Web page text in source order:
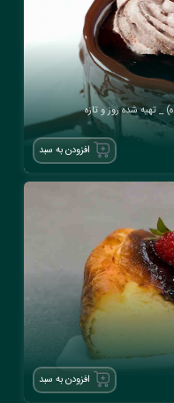
تهیه شده روز و تازه
افزودن به سبد
افزودن به سبد